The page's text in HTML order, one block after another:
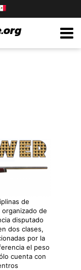
de
de
disputado
dos clases,
por la
el peso
cuenta con